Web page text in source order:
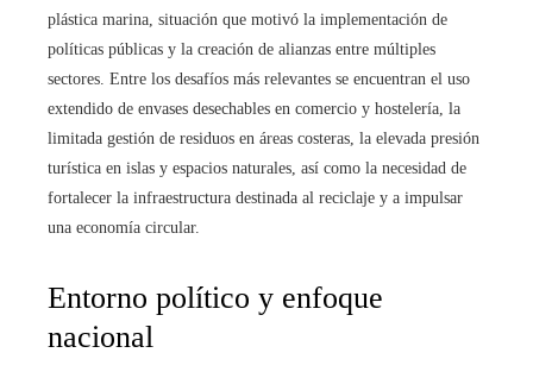
plástica marina, situación que motivó la implementación de
políticas públicas y la creación de alianzas entre múltiples
sectores. Entre los desafíos más relevantes se encuentran el uso
extendido de envases desechables en comercio y hostelería, la
limitada gestión de residuos en áreas costeras, la elevada presión
turística en islas y espacios naturales, así como la necesidad de
fortalecer la infraestructura destinada al reciclaje y a impulsar
una economía circular.
Entorno político y enfoque
nacional